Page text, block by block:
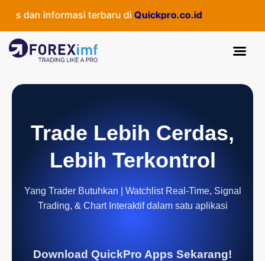
dan informasi terbaru di Quickpro.co.id
Trade Lebih Cerdas,
Lebih Terkontrol
Yang Trader Butuhkan | Watchlist Real-Time, Signal
Trading, & Chart Interaktif dalam satu aplikasi
Download QuickPro Apps Sekarang!